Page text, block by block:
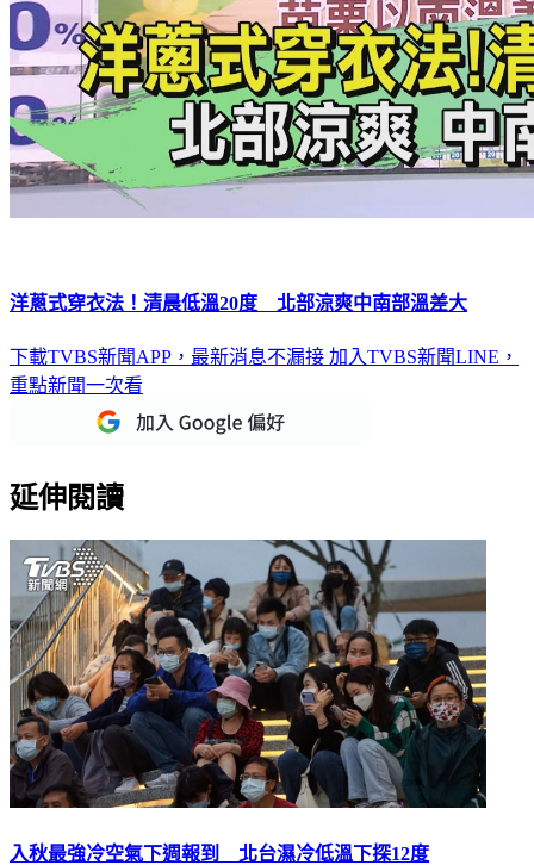
洋蔥式穿衣法！清晨低溫20度 北部涼爽中南部溫差大
下載TVBS新聞APP，最新消息不漏接 加入TVBS新聞LINE，
重點新聞一次看
延伸閱讀
入秋最強冷空氣下週報到 北台濕冷低溫下探12度